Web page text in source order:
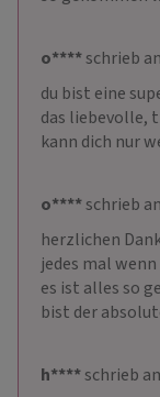
o****schrieb
du bist eine
das liebevolle,
kann dich nur
o****schrieb
herzlichen
jedes mal
es ist alles so
bist der
h****schrieb